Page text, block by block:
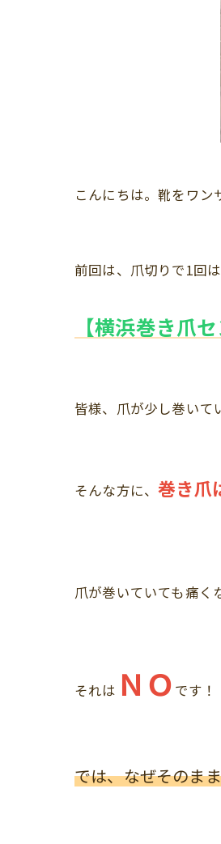
こんにちは。靴をワン
前回は、爪切りで1回
【横浜巻き爪
皆様、爪が少し巻いて
そんな方に、巻き爪
爪が巻いていても痛く
それは ＮＯ です！
では、なぜそのま